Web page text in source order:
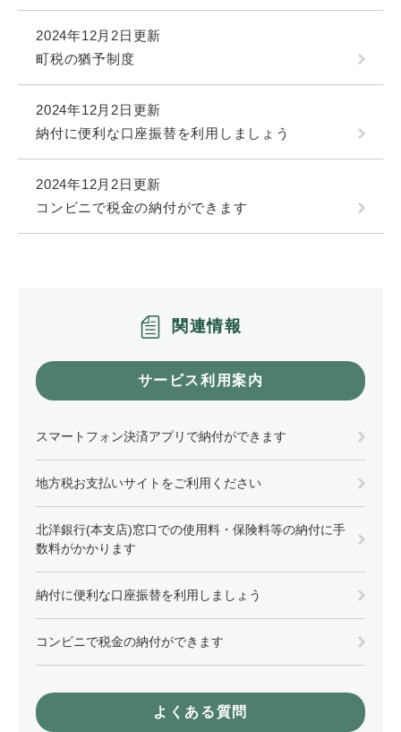
2024年12月2日更新
町税の猶予制度
2024年12月2日更新
納付に便利な口座振替を利用しましょう
2024年12月2日更新
コンビニで税金の納付ができます
関連情報
サービス利用案内
スマートフォン決済アプリで納付ができます
地方税お支払いサイトをご利用ください
北洋銀行(本支店)窓口での使用料・保険料等の納付に手
数料がかかります
納付に便利な口座振替を利用しましょう
コンビニで税金の納付ができます
よくある質問